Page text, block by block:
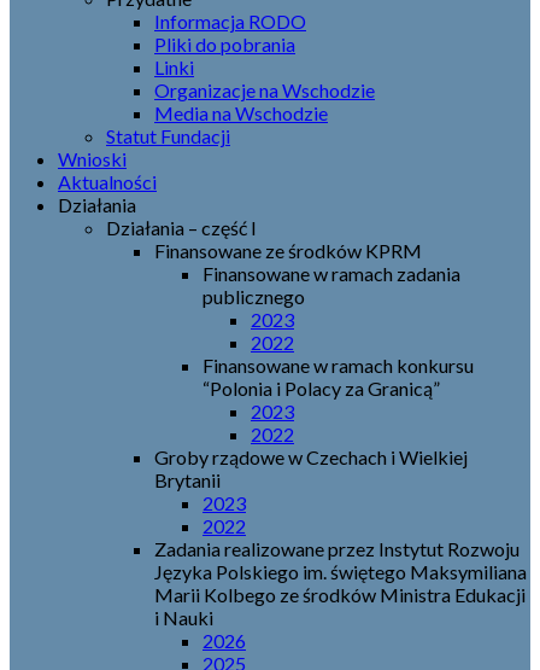
Informacja RODO
Pliki do pobrania
Linki
Organizacje na Wschodzie
Media na Wschodzie
Statut Fundacji
Wnioski
Aktualności
Działania
Działania – część I
Finansowane ze środków KPRM
Finansowane w ramach zadania
publicznego
2023
2022
Finansowane w ramach konkursu
“Polonia i Polacy za Granicą”
2023
2022
Groby rządowe w Czechach i Wielkiej
Brytanii
2023
2022
Zadania realizowane przez Instytut Rozwoju
Języka Polskiego im. świętego Maksymiliana
Marii Kolbego ze środków Ministra Edukacji
i Nauki
2026
2025